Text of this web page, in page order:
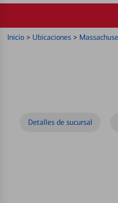
Inicio > Ubicaciones >
Detalles de sucursal